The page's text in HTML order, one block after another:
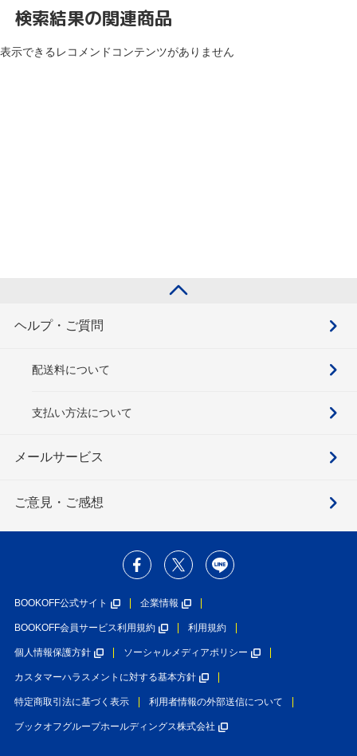
検索結果の関連商品
表示できるレコメンドコンテンツがありません
ヘルプ・ご質問
配送料について
支払い方法について
メールサービス
ご意見・ご感想
BOOKOFF公式サイト 企業情報
BOOKOFF会員サービス利用規約 利用規約
個人情報保護方針 ソーシャルメディアポリシー
カスタマーハラスメントに対する基本方針
特定商取引法に基づく表示 利用者情報の外部送信について
ブックオフグループホールディングス株式会社